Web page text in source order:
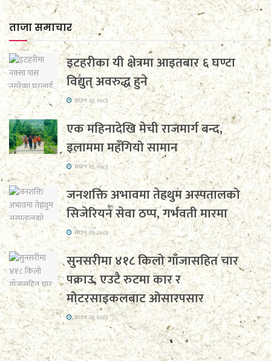
ताजा समाचार
इटहरीका यी क्षेत्रमा आइतबार ६ घण्टा
विद्युत् अवरुद्ध हुने
साउन २३, २०८३
एक महिनादेखि मेची राजमार्ग बन्द,
इलाममा महँगियो सामान
साउन २३, २०८३
जनशक्ति अभावमा तेह्रथुम अस्पतालको
सिजेरियन सेवा ठप्प, गर्भवती मारमा
साउन २३, २०८३
सुनसरीमा ४१८ किलो गाँजासहित चार
पक्राउ, एउटै रुटमा कार र
मोटरसाइकलबाट ओसारपसार
साउन २३, २०८३